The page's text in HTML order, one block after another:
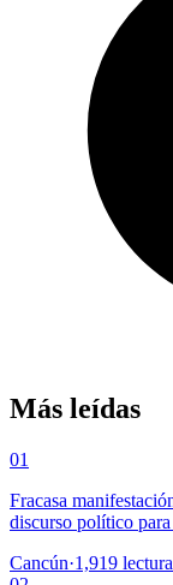
Más leídas
01
Fracasa
discurso político
Cancún·1,919